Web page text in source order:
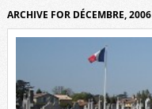
ARCHIVE FOR DÉCEMBRE, 2006